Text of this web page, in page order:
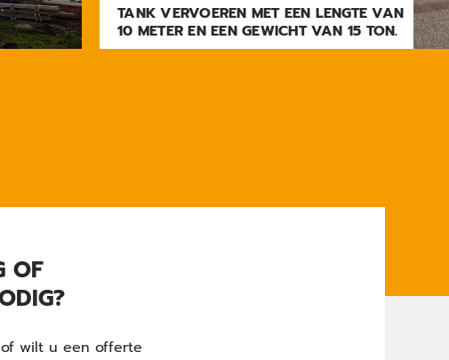
TANK VERVOEREN MET EEN LENGTE VAN
10 METER EN EEN GEWICHT VAN 15 TON.
OF
wilt u een offerte